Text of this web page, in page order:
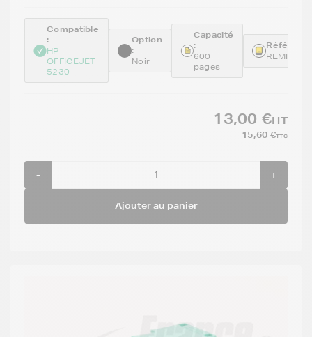
Compatible
:
HP
OFFICEJET
5230
Option
:
Noir
Capacité
:
600
pages
13,00 €HT
15,60 €TTC
- +
Ajouter au panier